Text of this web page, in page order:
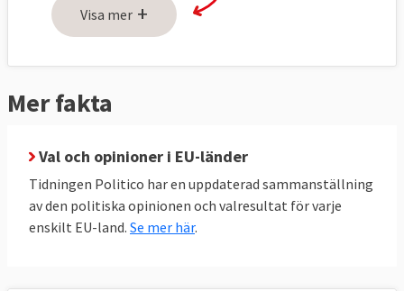
Visa mer +
Mer fakta
Val och opinioner i EU-länder
Tidningen Politico har en uppdaterad sammanställning
av den politiska opinionen och valresultat för varje
enskilt EU-land. Se mer här.